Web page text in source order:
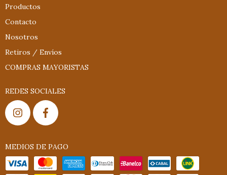
Productos
Contacto
Nosotros
Retiros / Envíos
COMPRAS MAYORISTAS
REDES SOCIALES
MEDIOS DE PAGO